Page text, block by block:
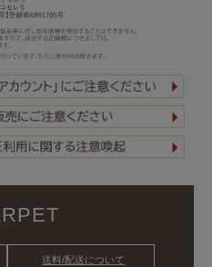
送料/配送について